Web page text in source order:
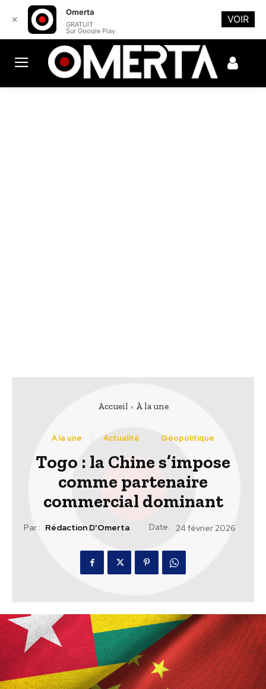
Accueil À la une
À la une Actualité Géopolitique
Togo : la Chine s’impose
comme partenaire
commercial dominant
Par : Rédaction D'Omerta Date: 24 février 2026
✕
Omerta
GRATUIT
Sur Google Play
VOIR